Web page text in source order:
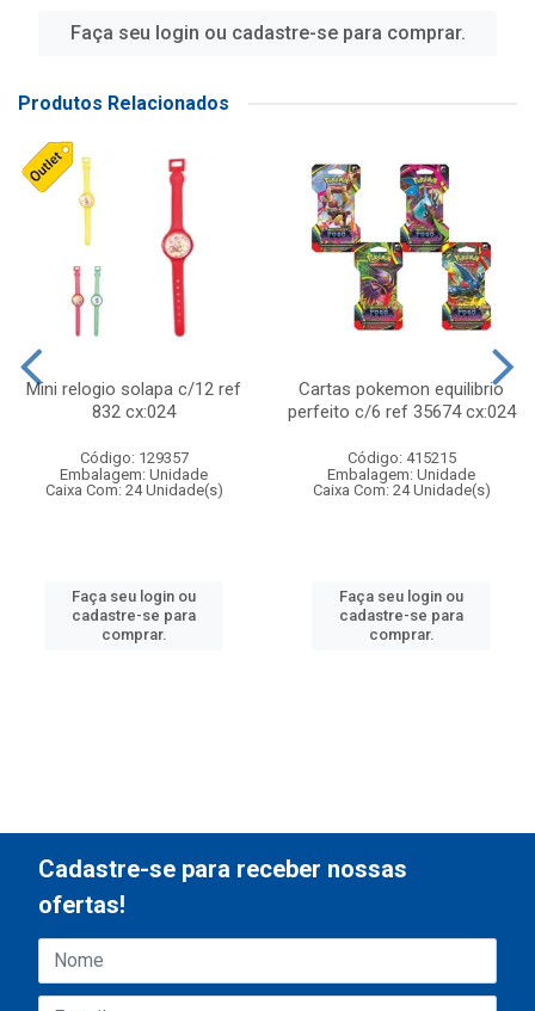
Faça seu login ou cadastre-se para comprar.
Produtos Relacionados
Mini relogio solapa c/12 ref
832 cx:024
Código: 129357
Embalagem: Unidade
Caixa Com: 24 Unidade(s)
Faça seu login ou
cadastre-se para
comprar.
Cartas pokemon equilibrio
perfeito c/6 ref 35674 cx:024
Código: 415215
Embalagem: Unidade
Caixa Com: 24 Unidade(s)
Faça seu login ou
cadastre-se para
comprar.
Cadastre-se para receber nossas
ofertas!